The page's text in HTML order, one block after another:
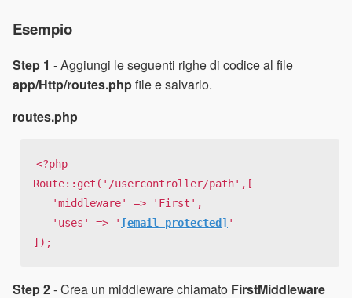
Esempio
Step 1 - Aggiungi le seguenti righe di codice al file
app/Http/routes.phpfile e salvarlo.
routes.php
<?php
Route::get('/usercontroller/path',[
   'uses' => '
[email protected] '
]);
Step 2- Crea un middleware chiamato FirstMiddleware